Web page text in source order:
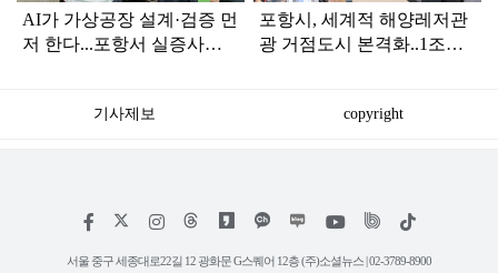
AI가 가상공장 설계·검증 먼
저 한다...포항서 실증사업
포항시, 세계적 해양레저관
광 거점도시 본격화..1조
기사제보 copyright
페
스
인
타
위
트
틱
서울 중구 세종대로22길 12 광화문 G스퀘어 12층 (주)소셜뉴스 | 02-3789-8900